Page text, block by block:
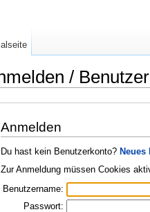
/
Anmelden
Du hast kein Benutzerkonto?
Zur Anmeldung müssen Cookies
Benutzername:
Passwort: